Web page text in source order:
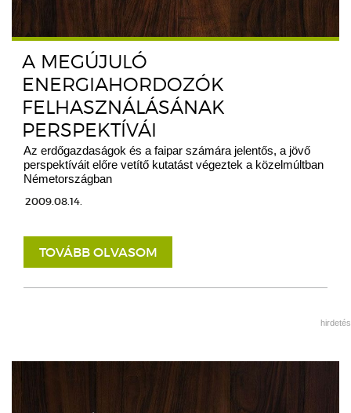
A MEGÚJULÓ
ENERGIAHORDOZÓK
FELHASZNÁLÁSÁNAK
PERSPEKTÍVÁI
Az erdőgazdaságok és a faipar számára jelentős, a jövő
perspektíváit előre vetítő kutatást végeztek a közelmúltban
Németországban
2009.08.14.
TOVÁBB OLVASOM
hirdetés